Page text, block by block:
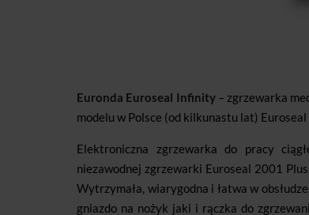
Euronda Euroseal Infinity– zgrzewarka
modelu w Polsce (od kilkunastu lat)
Elektroniczna zgrzewarka do pracy
niezawodnej zgrzewarki Euroseal 2001
Wytrzymała, wiarygodna i łatwa w
gniazdo na nożyk jaki i rączka do